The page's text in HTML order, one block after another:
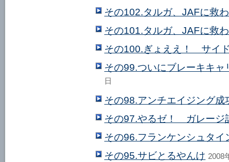
その102.タルガ、JAFに救
その101.タルガ、JAFに救
その100.ぎょええ！ サイ
その99.ついにブレーキキ
日
その98.アンチエイジング成
その97.やるゼ！ ガレージ
その96.フランケンシュタイ
その95.サビとるやんけ 2008